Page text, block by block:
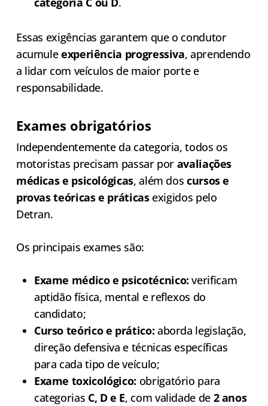
Essas exigências garantem que o condutor
acumuleexperiência progressiva, aprendendo
a lidar com veículos de maior porte e
responsabilidade.
Exames obrigatórios
Independentemente da categoria, todos os
motoristas precisam passar por avaliações
médicas e psicológicas, além doscursos e
provas teóricas e práticasexigidos pelo
Detran.
Os principais exames são:
Exame médico e psicotécnico: verificam
aptidão física, mental e reflexos do
candidato;
Curso teórico e prático: aborda legislação,
direção defensiva e técnicas específicas
para cada tipo de veículo;
Exame toxicológico: obrigatório para
categorias C, D e E, com validade de 2 anos